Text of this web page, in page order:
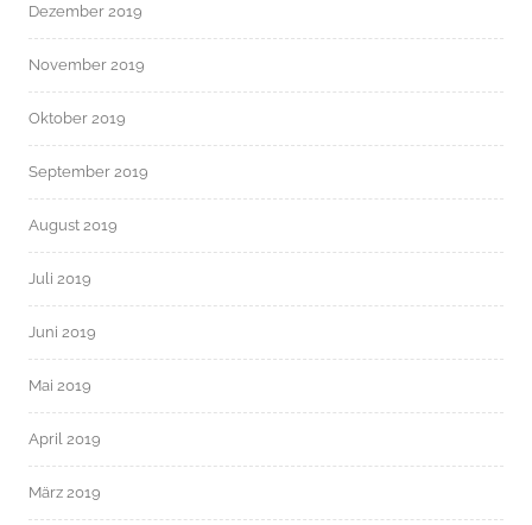
Dezember 2019
November 2019
Oktober 2019
September 2019
August 2019
Juli 2019
Juni 2019
Mai 2019
April 2019
März 2019